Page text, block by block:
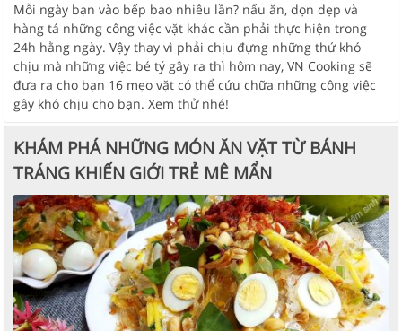
Mỗi ngày bạn vào bếp bao nhiêu lần? nấu ăn, dọn dẹp và
hàng tá những công việc vặt khác cần phải thực hiện trong
24h hằng ngày. Vậy thay vì phải chịu đựng những thứ khó
chịu mà những việc bé tý gây ra thì hôm nay, VN Cooking sẽ
đưa ra cho bạn 16 mẹo vặt có thể cứu chữa những công việc
gây khó chịu cho bạn. Xem thử nhé!
KHÁM PHÁ NHỮNG MÓN ĂN VẶT TỪ BÁNH
TRÁNG KHIẾN GIỚI TRẺ MÊ MẨN